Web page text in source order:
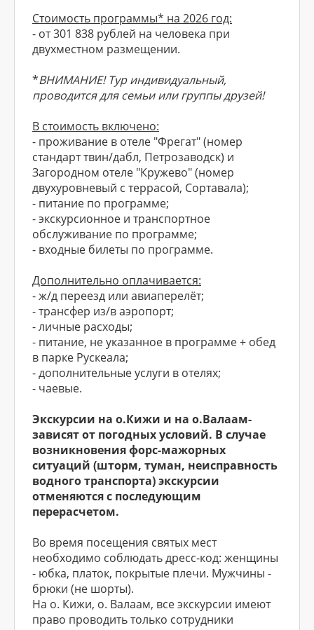
Стоимость программы* на 2026 год:
- от 301 838 рублей на человека при
двухместном размещении.
*ВНИМАНИЕ! Тур индивидуальный,
проводится для семьи или группы друзей!
В стоимость включено:
- проживание в отеле "Фрегат" (номер
стандарт твин/дабл, Петрозаводск) и
Загородном отеле "Кружево" (номер
двухуровневый с террасой, Сортавала);
- питание по программе;
- экскурсионное и транспортное
обслуживание по программе;
- входные билеты по программе.
Дополнительно оплачивается:
- ж/д переезд или авиаперелёт;
- трансфер из/в аэропорт;
- личные расходы;
- питание, не указанное в программе + обед
в парке Рускеала;
- дополнительные услуги в отелях;
- чаевые.
Экскурсии на о.Кижи и на о.Валаам-
зависят от погодных условий. В случае
возникновения форс-мажорных
ситуаций (шторм, туман, неисправность
водного транспорта) экскурсии
отменяются с последующим
перерасчетом.
Во время посещения святых мест
необходимо соблюдать дресс-код: женщины
- юбка, платок, покрытые плечи. Мужчины -
брюки (не шорты).
На о. Кижи, о. Валаам, все экскурсии имеют
право проводить только сотрудники